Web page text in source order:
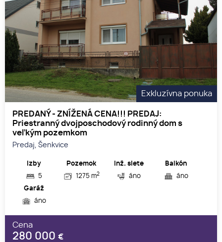
Exkluzívna ponuka
PREDANÝ - ZNÍŽENÁ CENA!!! PREDAJ:
Priestranný dvojposchodový rodinný dom s
veľkým pozemkom
Predaj, Šenkvice
Izby
5
Pozemok
1275 m2
Inž. siete
áno
Balkón
áno
Garáž
áno
Cena
280 000 €